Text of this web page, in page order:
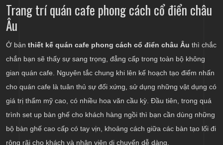
Trang trí quán cafe phong cách cổ điển châu
Âu
Ở bản thiết kế quán cafe phong cách cổ điển châu Âu thì chắc
chắn bạn sẽ thấy sự sang trọng, đẳng cấp trong toàn bộ không
gian quán cafe. Nguyên tắc chung khi lên kế hoạch tạo điểm nhấn
cho quán cafe là tuân thủ sự đối xứng, sử dụng những vật dụng có
giá trị thẩm mỹ cao, có nhiều hoa văn cầu kỳ. Đầu tiên, trong quá
trình set up bàn ghế cho khách hàng ngồi thì bạn cần dùng những
bộ bàn ghế cao cấp có tay vịn, khoảng cách giữa các bàn tạo lối đi
rộng rãi cho khách và nhân viên di chuyển dễ dàng.